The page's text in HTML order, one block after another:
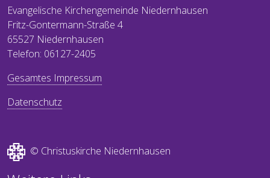
Evangelische Kirchengemeinde Niedernhausen
Fritz-Gontermann-Straße 4
65527 Niedernhausen
Telefon: 06127-2405
Gesamtes Impressum
Datenschutz
© Christuskirche Niedernhausen